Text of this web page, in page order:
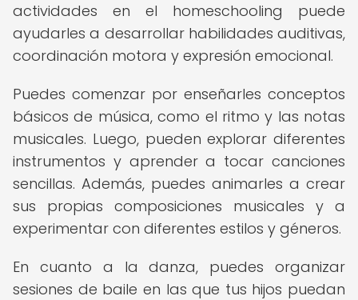
actividades en el homeschooling puede
ayudarles a desarrollar habilidades auditivas,
coordinación motora y expresión emocional.
Puedes comenzar por enseñarles conceptos
básicos de música, como el ritmo y las notas
musicales. Luego, pueden explorar diferentes
instrumentos y aprender a tocar canciones
sencillas. Además, puedes animarles a crear
sus propias composiciones musicales y a
experimentar con diferentes estilos y géneros.
En cuanto a la danza, puedes organizar
sesiones de baile en las que tus hijos puedan